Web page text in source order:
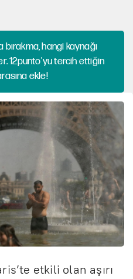
hangi kaynağı
12punto'yu tercih ettiğin
ekle!
etkili olan aşırı